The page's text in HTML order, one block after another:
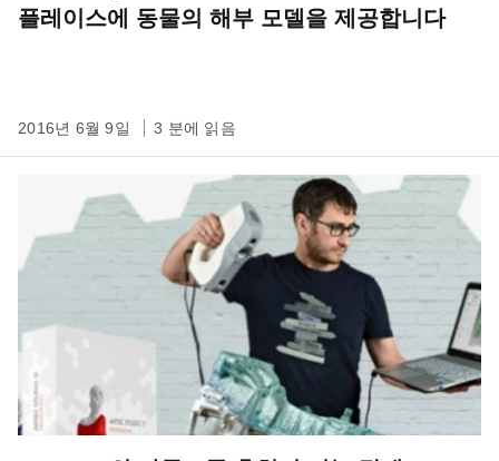
플레이스에 동물의 해부 모델을 제공합니다
2016년 6월 9일 3 분에 읽음